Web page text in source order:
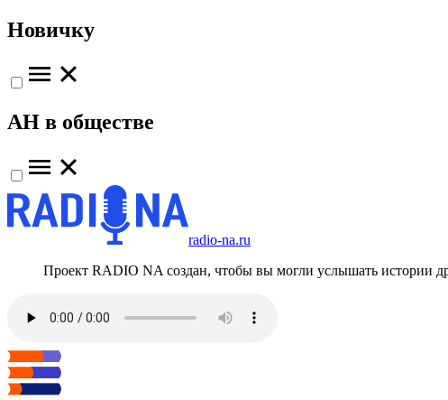
Новичку
АН в обществе
radio-na.ru
Проект RADIO NA создан, чтобы вы могли услышать истории